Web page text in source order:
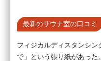
最新のサウナ室の口コミ
フィジカルディスタンシ
で」という張り紙があった